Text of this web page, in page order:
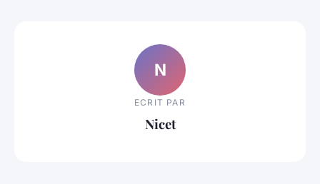
N
ECRIT PAR
Nicet